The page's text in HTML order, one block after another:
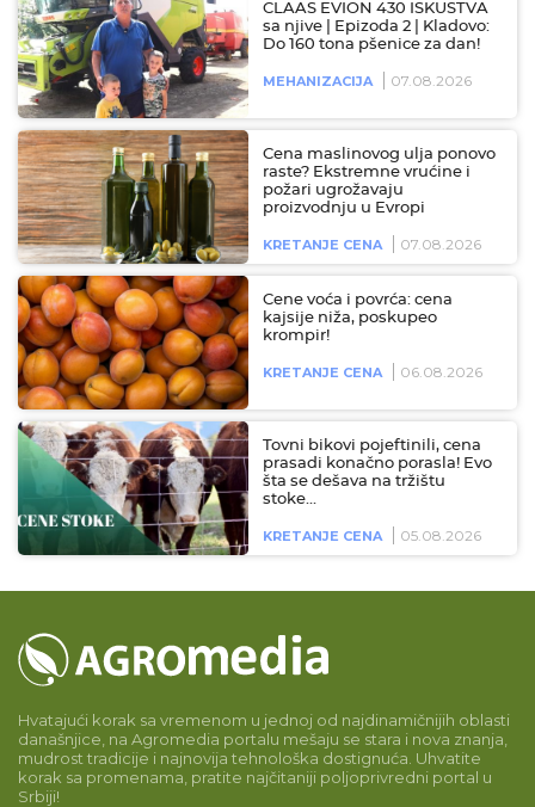
CLAAS EVION 430 ISKUSTVA
sa njive | Epizoda 2 | Kladovo:
Do 160 tona pšenice za dan!
MEHANIZACIJA 07.08.2026
Cena maslinovog ulja ponovo
raste? Ekstremne vrućine i
požari ugrožavaju
proizvodnju u Evropi
KRETANJE CENA 07.08.2026
Cene voća i povrća: cena
kajsije niža, poskupeo
krompir!
KRETANJE CENA 06.08.2026
Tovni bikovi pojeftinili, cena
prasadi konačno porasla! Evo
šta se dešava na tržištu
stoke…
KRETANJE CENA 05.08.2026
Hvatajući korak sa vremenom u jednoj od najdinamičnijih oblasti
današnjice, na Agromedia portalu mešaju se stara i nova znanja,
mudrost tradicije i najnovija tehnološka dostignuća. Uhvatite
korak sa promenama, pratite najčitaniji poljoprivredni portal u
Srbiji!